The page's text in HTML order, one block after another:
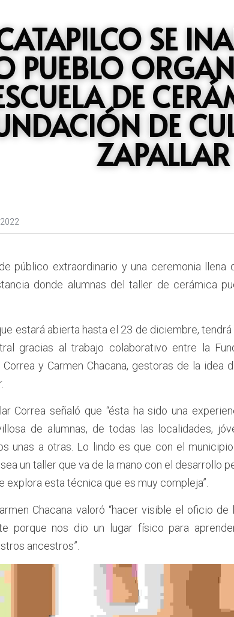
SE
PUEBLO
DE
DE
ZAPALLAR
público extraordinario y una ceremonia llena
donde alumnas del taller de cerámica
estará abierta hasta el 23 de diciembre,
gracias al trabajo colaborativo entre la
y Carmen Chacana, gestoras de la idea
Correa señaló que “ésta ha sido una
de alumnas, de todas las localidades,
unas a otras. Lo lindo es que con el
un taller que va de la mano con el desarrollo
explora esta técnica que es muy compleja”.
Chacana valoró “hacer visible el oficio
porque nos dio un lugar físico para
ancestros”.